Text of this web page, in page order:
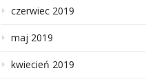
czerwiec 2019
maj 2019
kwiecień 2019